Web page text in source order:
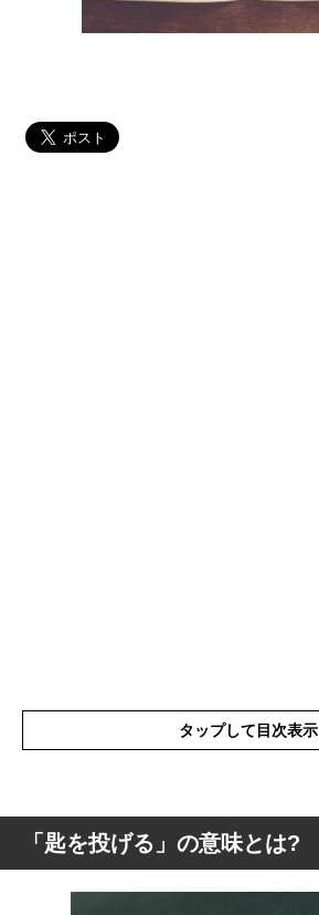
タップして目次表示
「匙を投げる」の意味とは?
「匙を投げる」の意味とは?